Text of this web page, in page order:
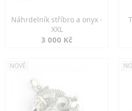
Náhrdelník stříbro a onyx -
XXL
3 000 Kč
NOVÉ